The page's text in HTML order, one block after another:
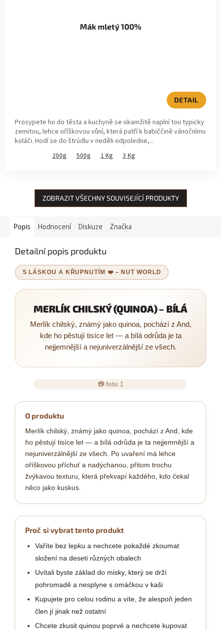
Mák mletý 100%
DETAIL
Prosypete ho do těsta a kuchyně se okamžitě naplní tou typicky
zemitou, lehce oříškovou vůní, která patří k babiččině vánočnímu
koláči. Hodí se do štrúdlu v neděli odpoledne,...
200g 500g 1 Kg 3 Kg
ZOBRAZIT VŠECHNY SOUVISEJÍCÍ PRODUKTY
Popis Hodnocení Diskuze Značka
Detailní popis produktu
S LÁSKOU A KŘUPNUTÍM ❤️ – NUT WORLD
MERLÍK CHILSKÝ (QUINOA) – BÍLÁ
Merlík chilský, známý jako quinoa, pochází z And,
kde ho pěstují tisíce let — a bílá odrůda je ta
nejjemnější a nejuniverzálnější ze všech.
📷 foto 1
O produktu
Merlík chilský, známý jako quinoa, pochází z And, kde
ho pěstují tisíce let — a bílá odrůda je ta nejjemnější a
nejuniverzálnější ze všech. Po uvaření má lehce
oříškovou příchuť a nadýchanou, přitom trochu
žvýkavou texturu, která překvapí každého, kdo čekal
něco jako kuskus.
Proč si vybrat tento produkt
Vaříte bez lepku a nechcete pokaždé zkoumat
složení na deseti různých obalech
Uvítali byste základ do misky, který se drží
pohromadě a nesplyne s omáčkou v kaši
Kupujete pro celou rodinu a víte, že alespoň jeden
člen jí jinak než ostatní
Chcete zkusit quinou poprvé a nechcete kupovat